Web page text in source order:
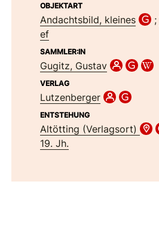
OBJEKTART
Andachtsbild, kleines ;
ef
SAMMLER:IN
Gugitz, Gustav
VERLAG
Lutzenberger
ENTSTEHUNG
Altötting (Verlagsort)
19. Jh.